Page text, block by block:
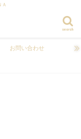
search
お問い合わせ